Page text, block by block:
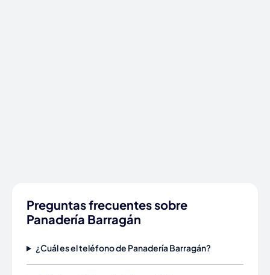
Preguntas frecuentes sobre
Panadería Barragán
¿Cuál es el teléfono de Panadería Barragán?